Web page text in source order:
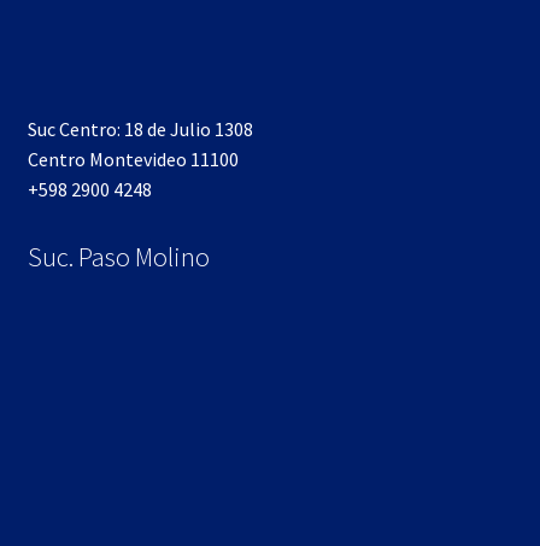
Suc Centro: 18 de Julio 1308
Centro Montevideo 11100
+598 2900 4248
Suc. Paso Molino